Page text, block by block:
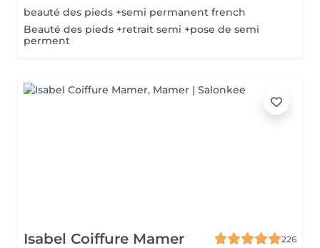
beauté des pieds +semi permanent french
Beauté des pieds +retrait semi +pose de semi
perment
Isabel Coiffure Mamer
226